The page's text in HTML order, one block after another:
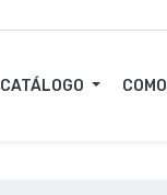
CATÁLOGO